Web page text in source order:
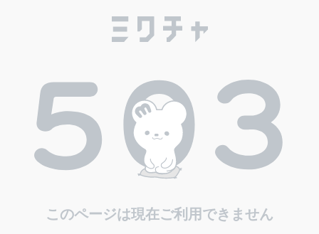
このページは現在ご利用できません